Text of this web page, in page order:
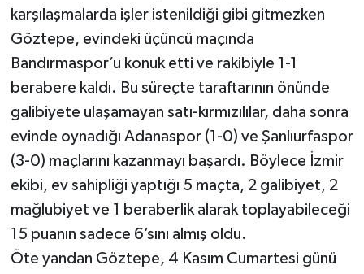
karşılaşmalarda işler istenildiği gibi gitmezken
Göztepe, evindeki üçüncü maçında
Bandırmaspor’u konuk etti ve rakibiyle 1-1
berabere kaldı. Bu süreçte taraftarının önünde
galibiyete ulaşamayan satı-kırmızılılar, daha sonra
evinde oynadığı Adanaspor (1-0) ve Şanlıurfaspor
(3-0) maçlarını kazanmayı başardı. Böylece İzmir
ekibi, ev sahipliği yaptığı 5 maçta, 2 galibiyet, 2
mağlubiyet ve 1 beraberlik alarak toplayabileceği
15 puanın sadece 6’sını almış oldu.
Öte yandan Göztepe, 4 Kasım Cumartesi günü